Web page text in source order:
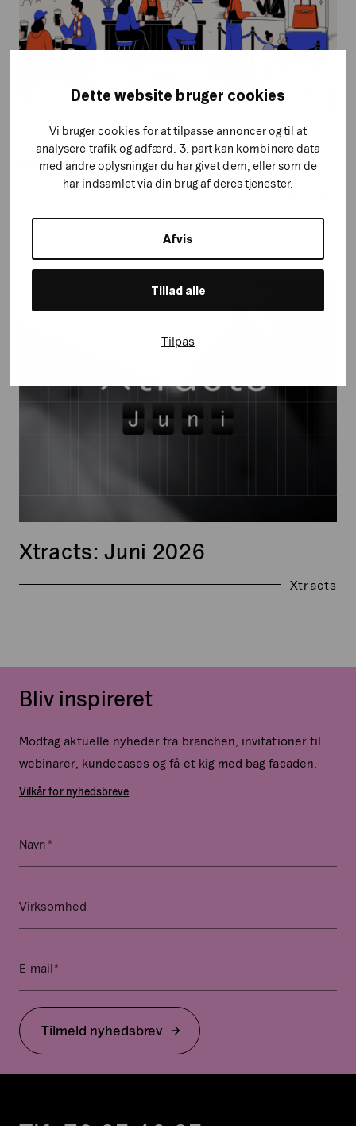
Dette website bruger cookies
Vi bruger cookies for at tilpasse annoncer og til at
analysere trafik og adfærd. 3. part kan kombinere data
med andre oplysninger du har givet dem, eller som de
har indsamlet via din brug af deres tjenester.
Afvis
Tillad alle
Tilpas
Intentional Friction
Juni
Xtracts
Xtracts: Juni 2026
Bliv inspireret
Modtag aktuelle nyheder fra branchen, invitationer til
webinarer, kundecases og få et kig med bag facaden.
Vilkår for nyhedsbreve
Navn
Virksomhed
E-mail
Email
bør
ikke
ændres.
Tilmeld nyhedsbrev